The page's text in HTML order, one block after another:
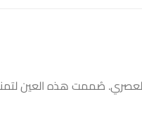
صُممت هذه العين